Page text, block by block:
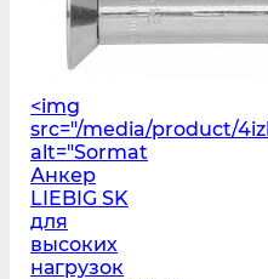
<img
src="/media/product/
alt="Sormat
Анкер
LIEBIG SK
для
высоких
нагрузок